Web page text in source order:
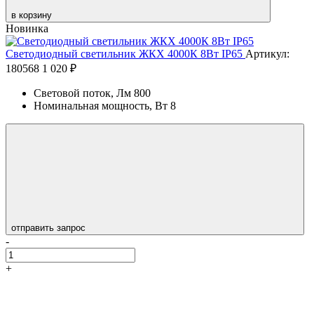
в корзину
Новинка
Светодиодный светильник ЖКХ 4000К 8Вт IP65 Артикул:
180568 1 020 ₽
Световой поток, Лм 800
Номинальная мощность, Вт 8
отправить запрос
-
+